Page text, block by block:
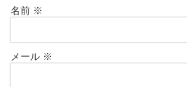
名前 ※
メール ※